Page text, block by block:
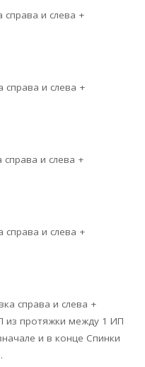
справа и слева +
справа и слева +
справа и слева +
справа и слева +
справа и слева +
протяжки между 1 ИП
и в конце Спинки